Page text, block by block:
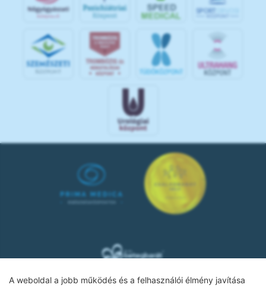
A weboldal a jobb működés és a felhasználói élmény javítása
SPOR